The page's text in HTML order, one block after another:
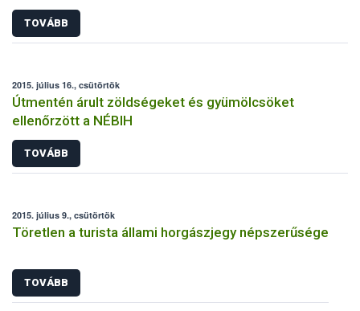
TOVÁBB
2015. július 16., csütörtök
Útmentén árult zöldségeket és gyümölcsöket
ellenőrzött a NÉBIH
TOVÁBB
2015. július 9., csütörtök
Töretlen a turista állami horgászjegy népszerűsége
TOVÁBB